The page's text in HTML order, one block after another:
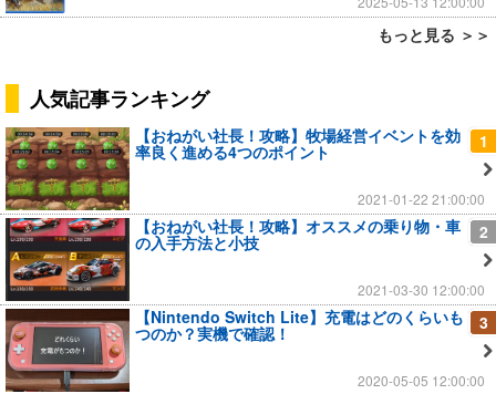
もっと見る ＞＞
人気記事ランキング
1
【おねがい社長！攻略】牧場経営イベントを効
率良く進める4つのポイント
2021-01-22 21:00:00
2
【おねがい社長！攻略】オススメの乗り物・車
の入手方法と小技
2021-03-30 12:00:00
3
【Nintendo Switch Lite】充電はどのくらいも
つのか？実機で確認！
2020-05-05 12:00:00